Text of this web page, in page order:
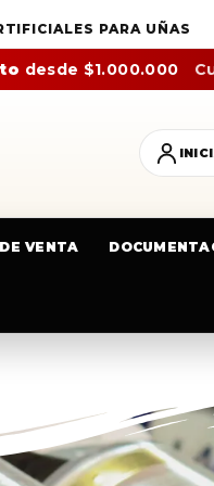
PARA UÑAS
desde $1.000.000
VENTA